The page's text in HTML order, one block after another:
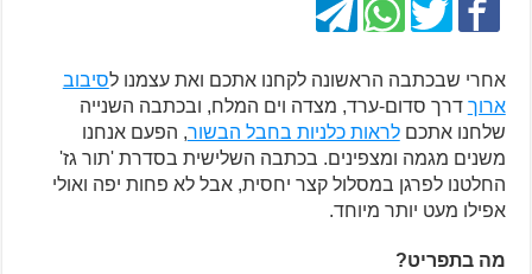
אחרי שבכתבה הראשונה לקחנו אתכם ואת עצמנו לסיבוב
ארוך דרך סדום-ערד, מצדה וים המלח, ובכתבה השנייה
שלחנו אתכםלראות כלניות בחבל הבשור, הפעם אנחנו
משנים מגמה ומצפינים. בכתבה השלישית בסדרת 'תור גז'
החלטנו לפרגן במסלול קצר יחסית, אבל לא פחות יפה ואולי
אפילו מעט יותר מיוחד.
מה בתפריט?